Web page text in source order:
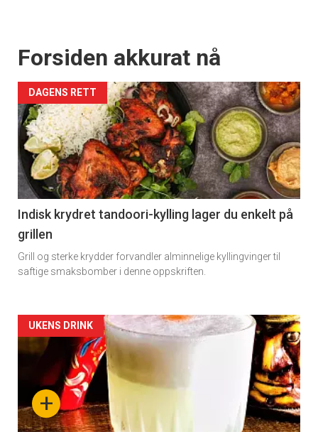
Forsiden akkurat nå
DAGENS RETT
Indisk krydret tandoori-kylling lager du enkelt på
grillen
Grill og sterke krydder forvandler alminnelige kyllingvinger til
saftige smaksbomber i denne oppskriften.
Forsiden
akkurat
nå
-
+
UKENS DRINK